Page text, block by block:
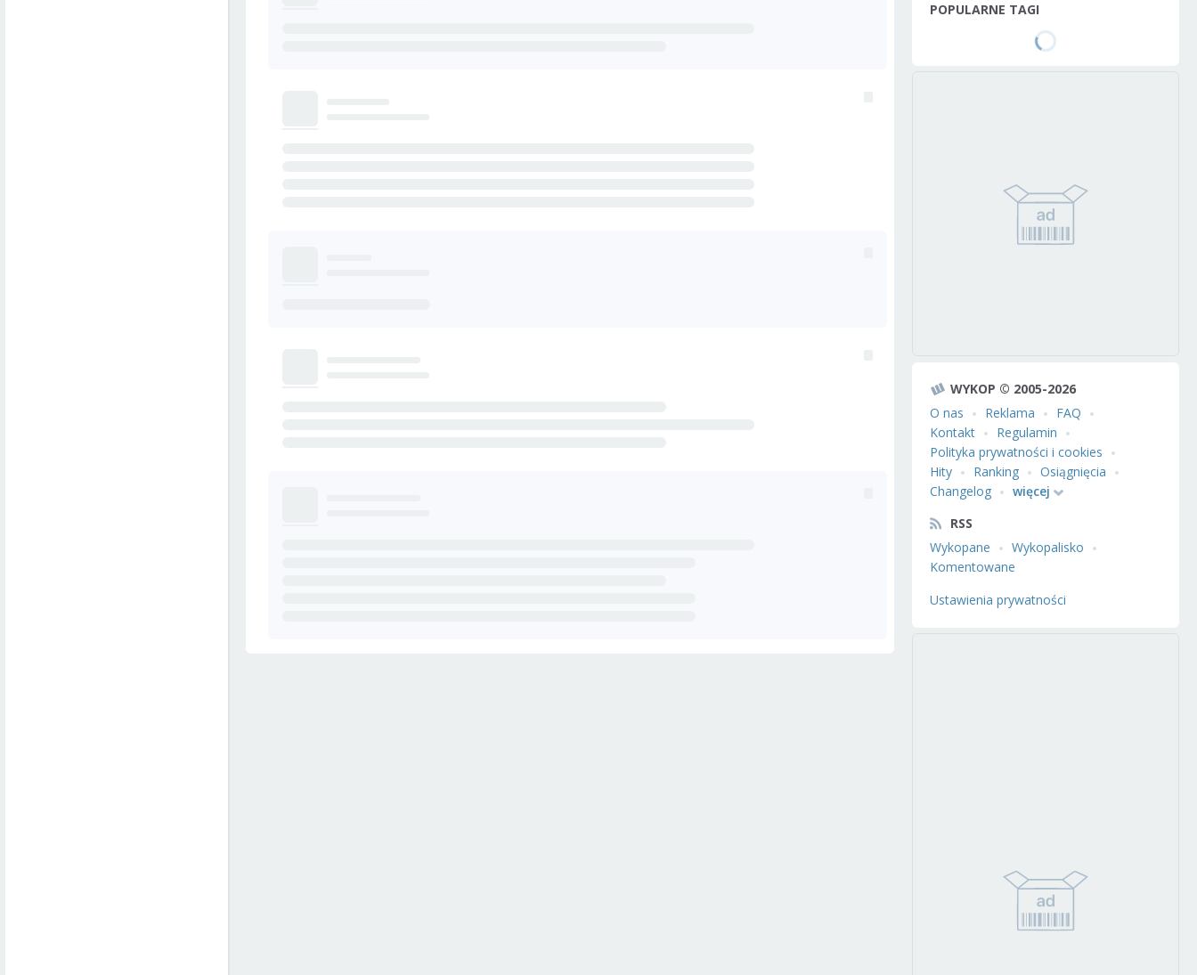
POPULARNE TAGI
WYKOP © 2005-2026
O nas
Reklama
FAQ
Kontakt
Regulamin
Polityka prywatności i cookies
Hity
Ranking
Osiągnięcia
Changelog
więcej
RSS
Wykopane
Wykopalisko
Komentowane
Ustawienia prywatności